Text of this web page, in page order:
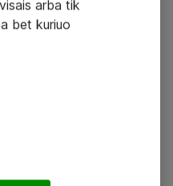
arba tik
bet kuriuo